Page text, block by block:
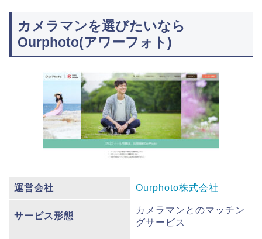
カメラマンを選びたいなら
Ourphoto(アワーフォト)
運営会社 Ourphoto株式会社
サービス形態
カメラマンとのマッチン
グサービス